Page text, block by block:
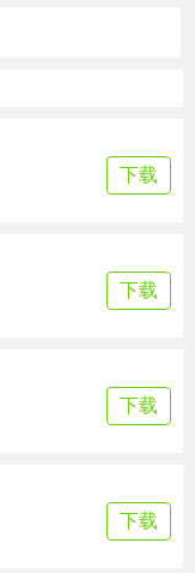
下载
下载
下载
下载